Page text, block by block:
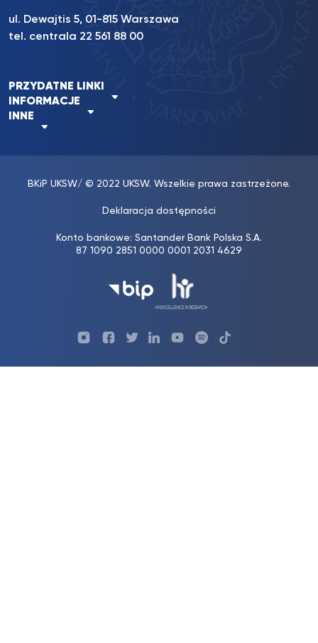
ul. Dewajtis 5, 01-815 Warszawa
tel. centrala 22 561 88 00
PRZYDATNE LINKI
INFORMACJE
INNE
BKiP UKSW/ © 2022 UKSW. Wszelkie prawa zastrzeżone.
Deklaracja dostępności
Konto bankowe: Santander Bank Polska S.A.
87 1090 2851 0000 0001 2031 4629
Profil ProfilProfilProfil UKSWProfilUKSW